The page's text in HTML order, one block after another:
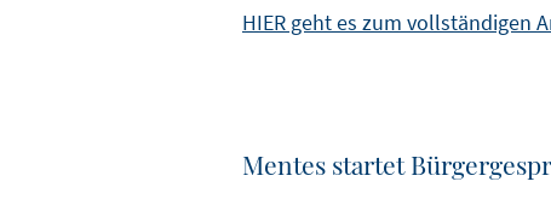
HIER geht es zum vollständigen
Mentes startet